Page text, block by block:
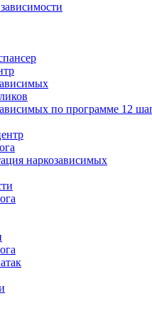
по программе 12
наркозависимых